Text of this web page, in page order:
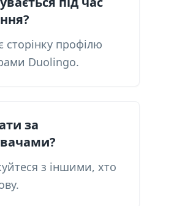
сторінку профілю
Duolingo.
за
з іншими, хто